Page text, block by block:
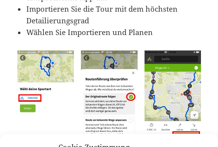
Importieren Sie die Tour mit dem höchsten
Detailierungsgrad
Wählen Sie Importieren und Planen